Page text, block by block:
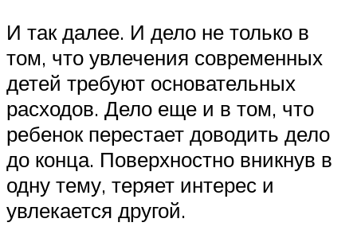
И так далее. И дело не только в
том, что увлечения современных
детей требуют основательных
расходов. Дело еще и в том, что
ребенок перестает доводить дело
до конца. Поверхностно вникнув в
одну тему, теряет интерес и
увлекается другой.